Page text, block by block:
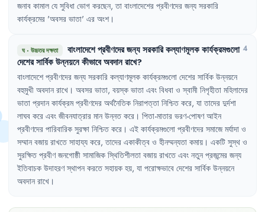
জনাব কামাল যে সুবিধা ভোগ করছেন, তা বাংলাদেশের প্রবীণদের জন্য সরকারি
কার্যক্রমের 'অবসর ভাতা' এর অংশ।
ঘ· উচ্চতর দক্ষতা বাংলাদেশেপ্রবীণদেরজন্যসরকারিকল্যাণমূলককার্যক্রমগুলো
দেশেরসার্বিকউন্নয়নেকীভাবেঅবদানরাখে?
4
বাংলাদেশে প্রবীণদের জন্য সরকারি কল্যাণমূলক কার্যক্রমগুলো দেশের সার্বিক উন্নয়নে
বহুমুখী অবদান রাখে । অবসর ভাতা, বয়স্ক ভাতা এবং বিধবা ও স্বামী নিগৃহীতা মহিলাদের
ভাতা প্রদান কার্যক্রম প্রবীণদের অর্থনৈতিক নিরাপত্তা নিশ্চিত করে, যা তাদের দুর্দশা
লাঘব করে এবং জীবনযাত্রার মান উন্নত করে । পিতা-মাতার ভরণ-পোষণ আইন
প্রবীণদের পারিবারিক সুরক্ষা নিশ্চিত করে । এই কার্যক্রমগুলো প্রবীণদের সমাজে মর্যাদা ও
সম্মান বজায় রাখতে সাহায্য করে, তাদের একাকীত্ব ও হীনম্মন্যতা কমায় । একটি সুস্থ ও
সুরক্ষিত প্রবীণ জনগোষ্ঠী সামাজিক স্থিতিশীলতা বজায় রাখতে এবং নতুন প্রজন্মের জন্য
ইতিবাচক উদাহরণ স্থাপন করতে সহায়ক হয়, যা পরোক্ষভাবে দেশের সার্বিক উন্নয়নে
অবদান রাখে ।